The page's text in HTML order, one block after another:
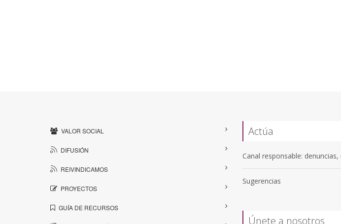
VALOR SOCIAL
DIFUSIÓN
REIVINDICAMOS
PROYECTOS
GUÍA DE RECURSOS
Actúa
Canal responsable:
Sugerencias
Únete a nosotros